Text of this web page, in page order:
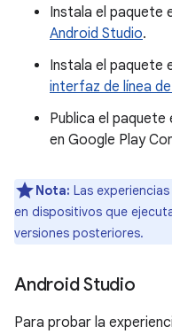
Instala el paquete
Android Studio.
Instala el paquete
interfaz de línea
Publica el paquete
en Google Play
Nota: Las
en dispositivos que
versiones posteriores.
Android Studio
Para probar la